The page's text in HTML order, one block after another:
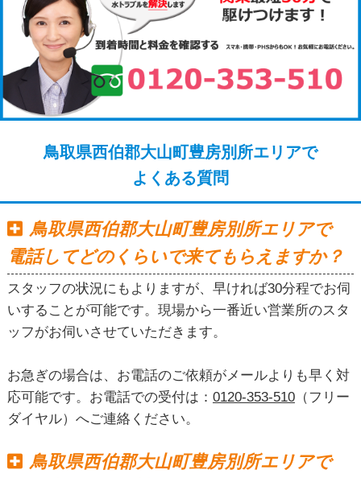
鳥取県西伯郡大山町豊房別所エリアで
よくある質問
鳥取県西伯郡大山町豊房別所エリアで
電話してどのくらいで来てもらえますか？
スタッフの状況にもよりますが、早ければ30分程でお伺
いすることが可能です。現場から一番近い営業所のスタ
ッフがお伺いさせていただきます。
お急ぎの場合は、お電話のご依頼がメールよりも早く対
応可能です。お電話での受付は： 0120-353-510（フリー
ダイヤル）へご連絡ください。
鳥取県西伯郡大山町豊房別所エリアで